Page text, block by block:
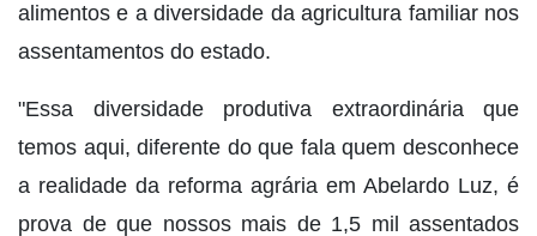
alimentos e a diversidade da agricultura familiar nos
assentamentos do estado.
"Essa diversidade produtiva extraordinária que
temos aqui, diferente do que fala quem desconhece
a realidade da reforma agrária em Abelardo Luz, é
prova de que nossos mais de 1,5 mil assentados